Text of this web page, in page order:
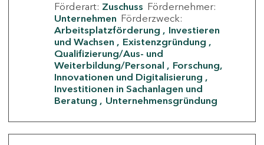
Förderart: Zuschuss Fördernehmer:
Unternehmen Förderzweck:
Arbeitsplatzförderung
Investieren
und Wachsen
Existenzgründung
Qualifizierung/Aus- und
Weiterbildung/Personal
Forschung,
Innovationen und Digitalisierung
Investitionen in Sachanlagen und
Beratung
Unternehmensgründung